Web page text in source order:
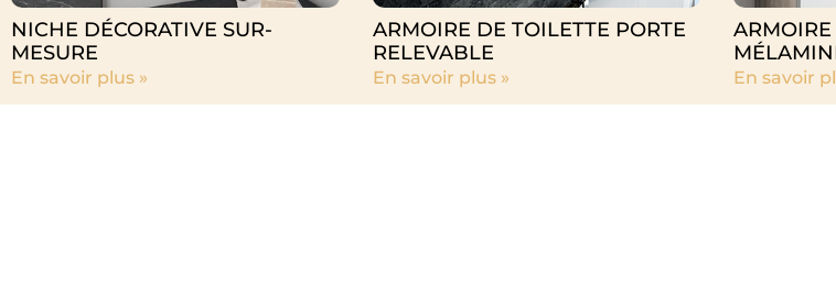
NICHE DÉCORATIVE SUR-
MESURE
En savoir plus »
ARMOIRE DE TOILETTE PORTE
RELEVABLE
En savoir plus »
ARMOIRE
En savoir